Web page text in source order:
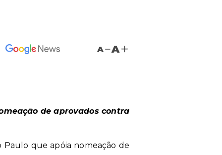
A A
de aprovados contra
Paulo que apóia nomeação de